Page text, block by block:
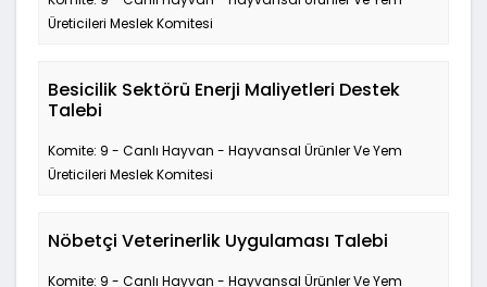
Üreticileri Meslek Komitesi
Besicilik Sektörü Enerji Maliyetleri Destek
Talebi
Komite: 9 - Canlı Hayvan - Hayvansal Ürünler Ve Yem
Üreticileri Meslek Komitesi
Nöbetçi Veterinerlik Uygulaması Talebi
Komite: 9 - Canlı Hayvan - Hayvansal Ürünler Ve Yem